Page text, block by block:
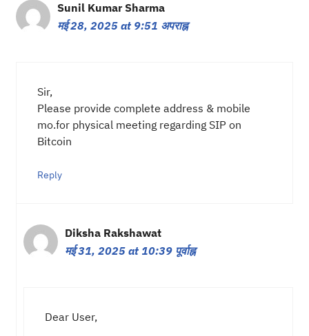
Sunil Kumar Sharma
मई 28, 2025 at 9:51 अपराह्न
Sir,
Please provide complete address & mobile
mo.for physical meeting regarding SIP on
Bitcoin
Reply
Diksha Rakshawat
मई 31, 2025 at 10:39 पूर्वाह्न
Dear User,